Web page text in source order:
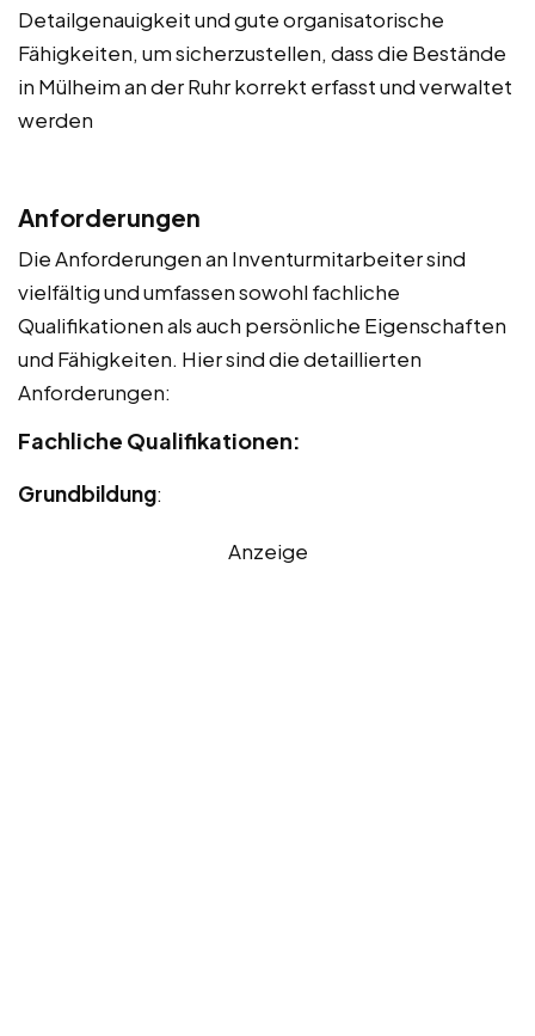
Detailgenauigkeit und gute organisatorische
Fähigkeiten, um sicherzustellen, dass die Bestände
in Mülheim an der Ruhr korrekt erfasst und verwaltet
werden
Anforderungen
Die Anforderungen an Inventurmitarbeiter sind
vielfältig und umfassen sowohl fachliche
Qualifikationen als auch persönliche Eigenschaften
und Fähigkeiten. Hier sind die detaillierten
Anforderungen:
Fachliche Qualifikationen:
Grundbildung:
Anzeige